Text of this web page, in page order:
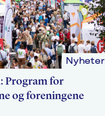
Nyheter
Program for
og foreningene